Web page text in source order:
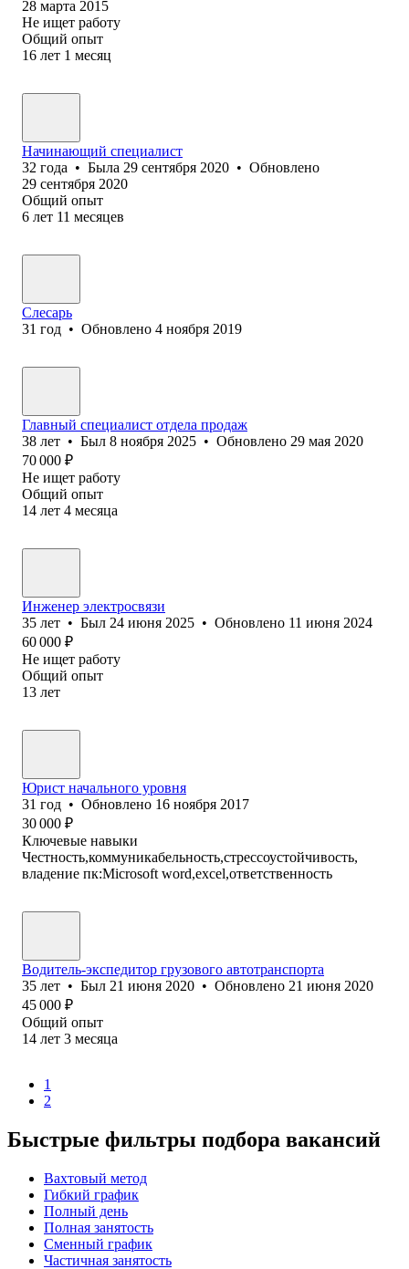
28 марта 2015
Не ищет работу
Общий опыт
16 лет 1 месяц
Начинающий специалист
32 года • Была 29 сентября 2020 • Обновлено
29 сентября 2020
Общий опыт
6 лет 11 месяцев
Слесарь
31 год • Обновлено 4 ноября 2019
Главный специалист отдела продаж
38 лет • Был 8 ноября 2025 • Обновлено 29 мая 2020
70 000 ₽
Не ищет работу
Общий опыт
14 лет 4 месяца
Инженер электросвязи
35 лет • Был 24 июня 2025 • Обновлено 11 июня 2024
60 000 ₽
Не ищет работу
Общий опыт
13 лет
Юрист начального уровня
31 год • Обновлено 16 ноября 2017
30 000 ₽
Ключевые навыки
Честность,коммуникабельность,стрессоустойчивость,
владение пк:Microsoft word,excel,ответственность
Водитель-экспедитор грузового автотранспорта
35 лет • Был 21 июня 2020 • Обновлено 21 июня 2020
45 000 ₽
Общий опыт
14 лет 3 месяца
1
2
Быстрые фильтры подбора вакансий
Вахтовый метод
Гибкий график
Полный день
Полная занятость
Сменный график
Частичная занятость